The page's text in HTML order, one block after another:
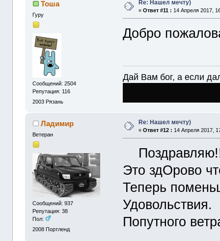
Тоша
Гуру
Сообщений: 2504
Репутация: 116
2003 Рязань
Re: Нашел мечту)
«Ответ #11 : 14 Апреля 2017,
Добро
Дай Вам бог, а если
Ладимир
Ветеран
Сообщений: 937
Репутация: 38
Пол:
2008 Портленд
Re: Нашел мечту)
«Ответ #12 : 14 Апреля 2017,
Это здОрово
Теперь
Удовольствия.
Попутного